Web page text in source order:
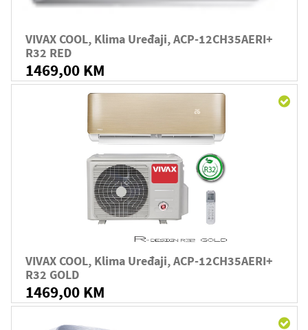
VIVAX COOL, Klima Uređaji, ACP-12CH35AERI+
R32 RED
1469,00 KM
VIVAX COOL, Klima Uređaji, ACP-12CH35AERI+
R32 GOLD
1469,00 KM